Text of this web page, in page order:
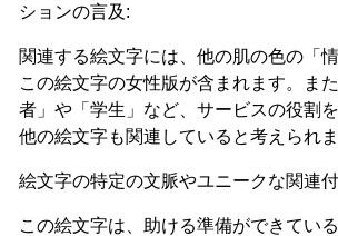
ションの言及:
関連する絵文字には、他の肌の色の「
この絵文字の女性版が含まれます。ま
者」や「学生」など、サービスの役割
他の絵文字も関連していると考えられま
絵文字の特定の文脈やユニークな関連
この絵文字は、助ける準備ができてい